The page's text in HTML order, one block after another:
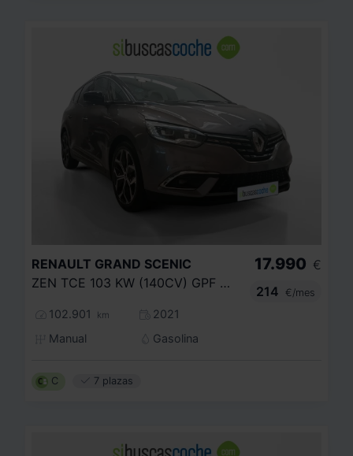
RENAULT GRAND SCENIC
ZEN TCE 103 KW (140CV) GPF MY2021
102.901 km
2021
Manual
Gasolina
17.990 €
214
€/mes
C 7 plazas